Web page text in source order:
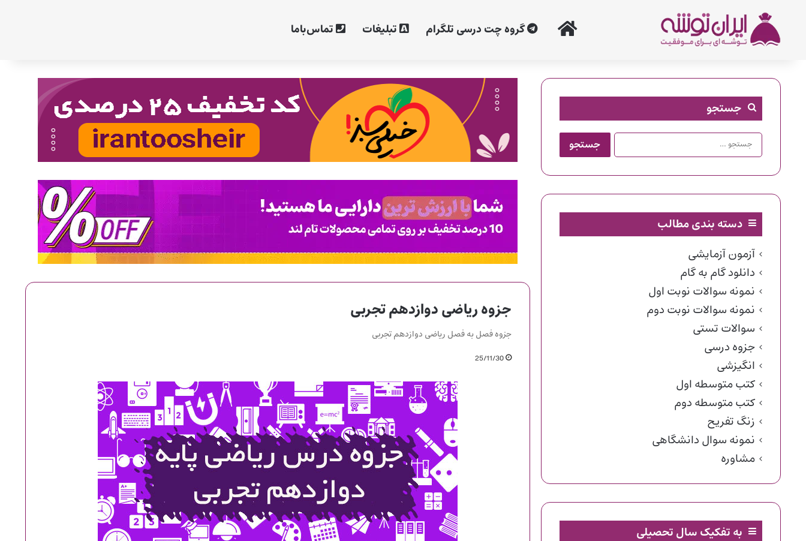
خانه گروه چت درسی تلگرام تبلیغات تماس‌با‌ما
جزوه ریاضی دوازدهم تجربی
جزوه فصل به فصل ریاضی دوازدهم تجربی
25/11/30
جستجو
جستجو
برای:
دسته بندی مطالب
آزمون آزمایشی
دانلود گام به گام
نمونه سوالات نوبت اول
نمونه سوالات نوبت دوم
سوالات تستی
جزوه درسی
انگیزشی
کتب متوسطه اول
کتب متوسطه دوم
زنگ تفریح
نمونه سوال دانشگاهی
مشاوره
به تفکیک سال تحصیلی